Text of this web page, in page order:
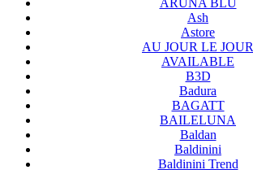
Ash
Astore
AU JOUR LE JOUR
AVAILABLE
B3D
Badura
BAGATT
BAILELUNA
Baldan
Baldinini
Baldinini Trend